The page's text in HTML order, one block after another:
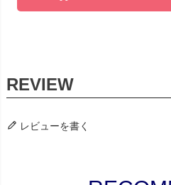
レビューを書く